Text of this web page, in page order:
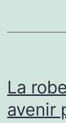
La
avenir